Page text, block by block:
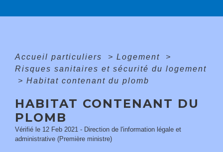
Accueil particuliers > Logement
>
Risques sanitaires et sécurité du logement
> Habitat contenant du plomb
HABITAT CONTENANT DU
PLOMB
Vérifié le 12 Feb 2021 - Direction de l'information légale et
administrative (Première ministre)